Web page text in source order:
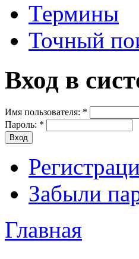
Термины
Точный
Вход в
Имя пользователя: *
Пароль: *
Забыли
Главная